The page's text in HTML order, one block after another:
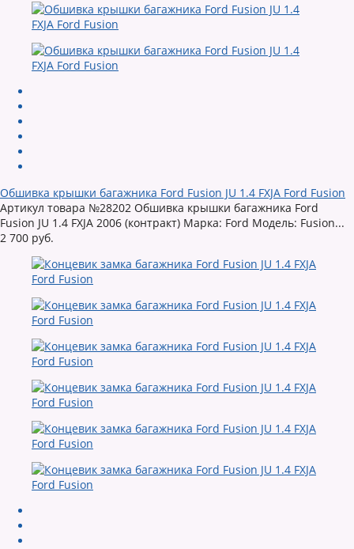
Обшивка крышки багажника Ford Fusion JU 1.4 FXJA Ford Fusion
Артикул товара №28202 Обшивка крышки багажника Ford
Fusion JU 1.4 FXJA 2006 (контракт) Марка: Ford Модель: Fusion...
2 700 руб.